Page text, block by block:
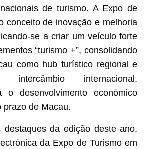
de turismo. A Expo de
conceito de inovação e melhoria
se a criar um veículo forte
“turismo +”, consolidando
como hub turístico regional e
internacional,
o desenvolvimento económico
prazo de Macau.
destaques da edição deste ano,
da Expo de Turismo em